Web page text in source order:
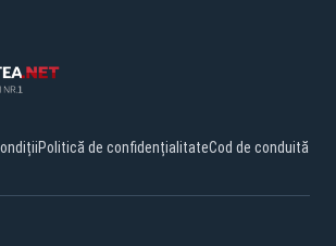
Politică de confidențialitateCod de conduită